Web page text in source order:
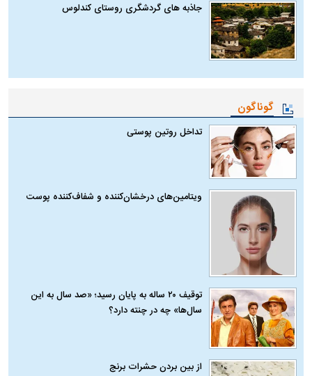
جاذبه های گردشگری روستای کندلوس
گوناگون
تداخل روتین پوستی
ویتامین‌های درخشان‌کننده و شفاف‌کننده پوست
توقیف ۲۰ ساله به پایان رسید؛ «صد سال به این
سال‌ها» چه در چنته دارد؟
از بین بردن حشرات برنج